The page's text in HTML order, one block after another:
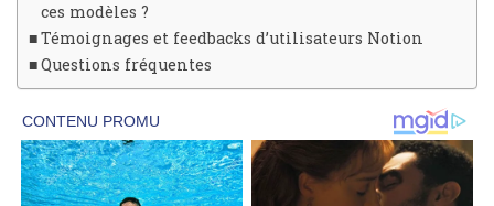
ces modèles ?
Témoignages et feedbacks d’utilisateurs Notion
Questions fréquentes